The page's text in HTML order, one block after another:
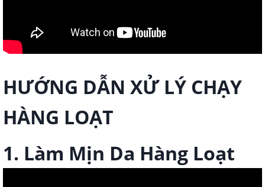
HƯỚNG DẪN XỬ LÝ CHẠY
HÀNG LOẠT
1. Làm Mịn Da Hàng Loạt